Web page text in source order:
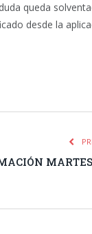
queda
desde la